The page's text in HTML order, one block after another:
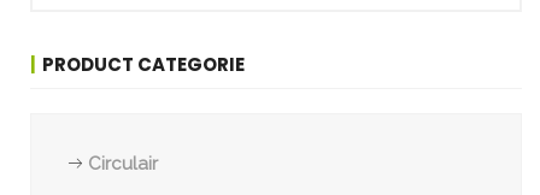
PRODUCT CATEGORIE
Circulair